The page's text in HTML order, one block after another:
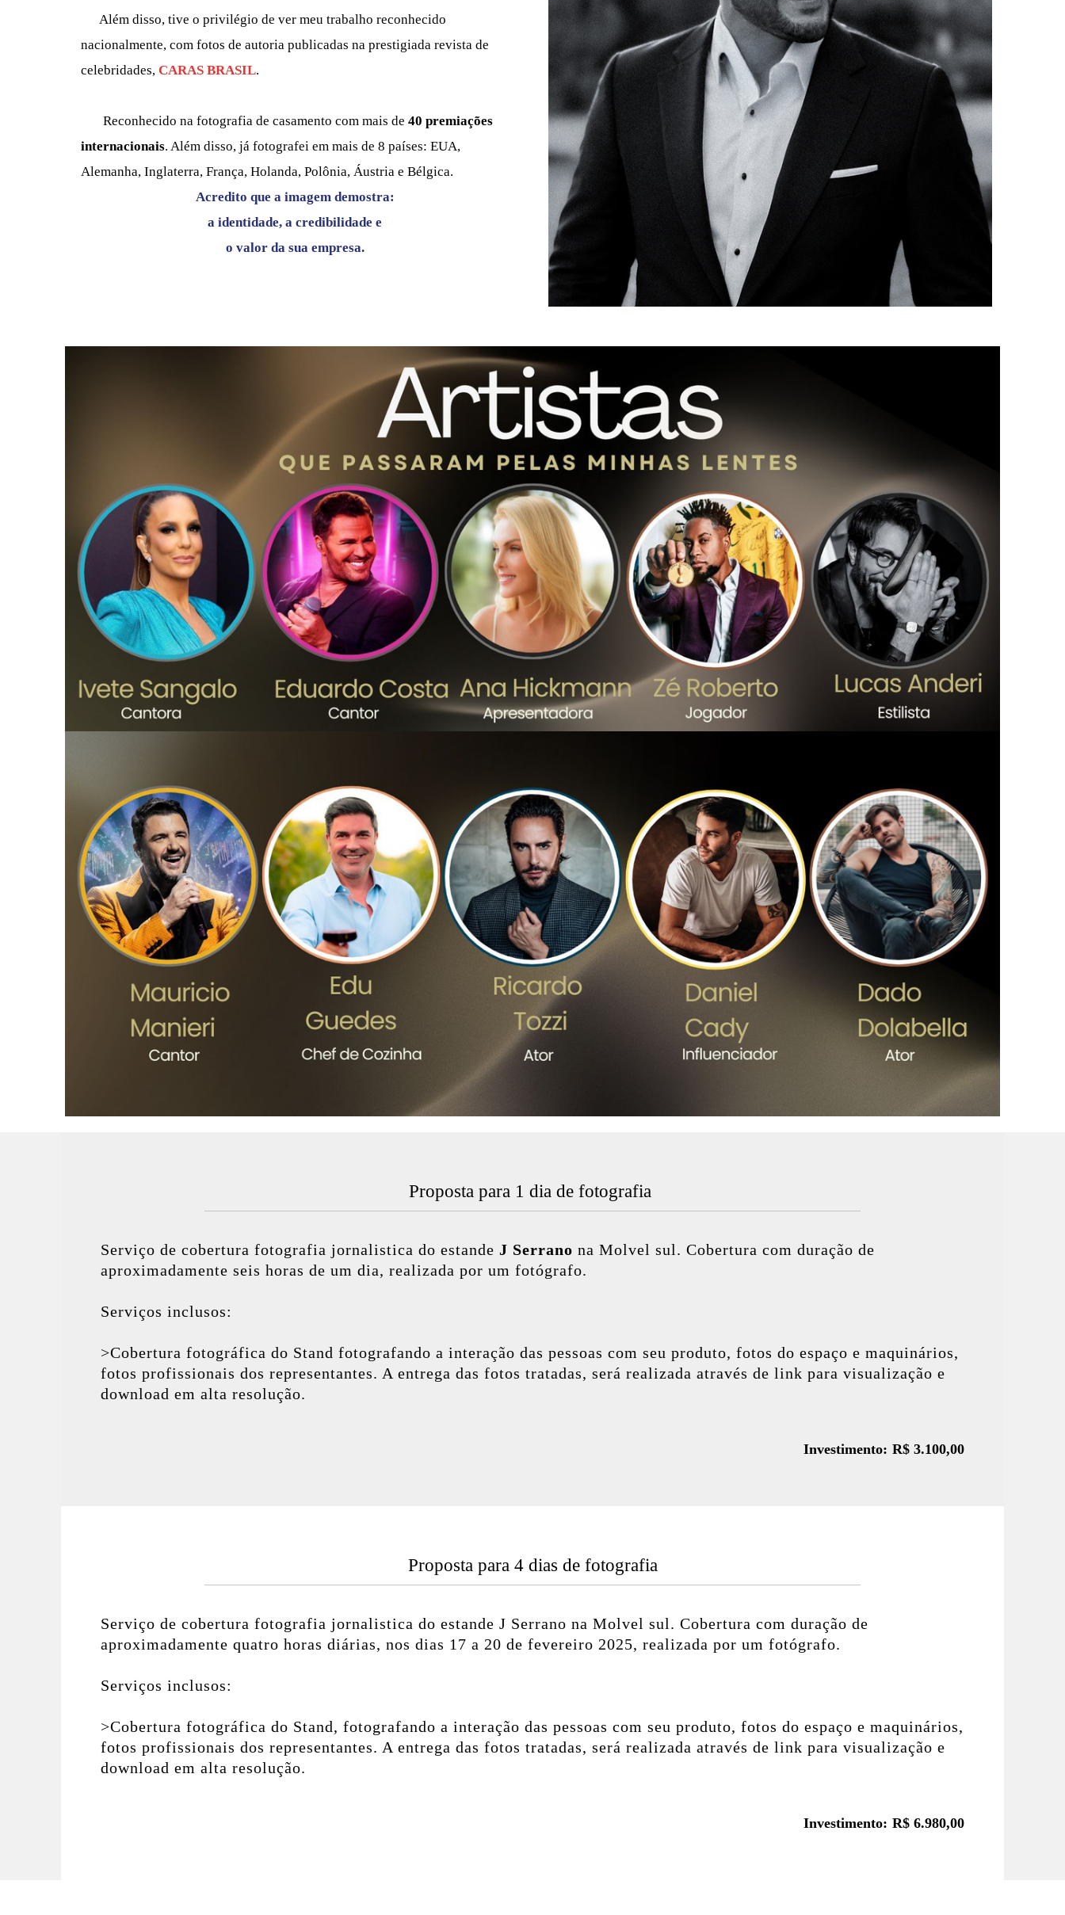
Além disso, tive o privilégio de ver meu trabalho reconhecido
nacionalmente, com fotos de autoria publicadas na prestigiada revista de
celebridades, CARAS BRASIL.
Reconhecido na fotografia de casamento com mais de 40 premiações
internacionais. Além disso, já fotografei em mais de 8 países: EUA,
Alemanha, Inglaterra, França, Holanda, Polônia, Áustria e Bélgica.
Acredito que a imagem demostra:
a identidade, a credibilidade e
o valor da sua empresa.
Proposta para 1 dia de fotografia
Serviço de cobertura fotografia jornalistica do estande J Serrano na Molvel sul. Cobertura com duração de
aproximadamente seis horas de um dia, realizada por um fotógrafo.
Serviços inclusos:
>Cobertura fotográfica do Stand fotografando a interação das pessoas com seu produto, fotos do espaço e maquinários,
fotos profissionais dos representantes. A entrega das fotos tratadas, será realizada através de link para visualização e
download em alta resolução.
Investimento: R$ 3.100,00
Proposta para 4 dias de fotografia
Serviço de cobertura fotografia jornalistica do estande J Serrano na Molvel sul. Cobertura com duração de
aproximadamente quatro horas diárias, nos dias 17 a 20 de fevereiro 2025, realizada por um fotógrafo.
Serviços inclusos:
>Cobertura fotográfica do Stand, fotografando a interação das pessoas com seu produto, fotos do espaço e maquinários,
fotos profissionais dos representantes. A entrega das fotos tratadas, será realizada através de link para visualização e
download em alta resolução.
Investimento: R$ 6.980,00